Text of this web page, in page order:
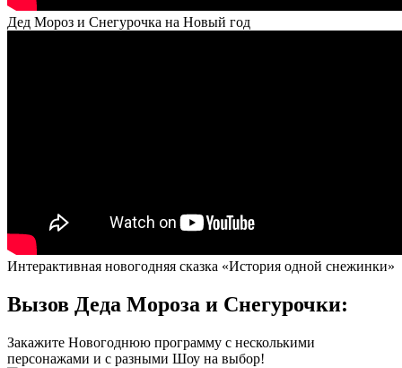
Дед Мороз и Снегурочка на Новый год
Интерактивная новогодняя сказка «История одной снежинки»
Вызов Деда Мороза и Снегурочки:
Закажите Новогоднюю программу с несколькими
персонажами и с разными Шоу на выбор!